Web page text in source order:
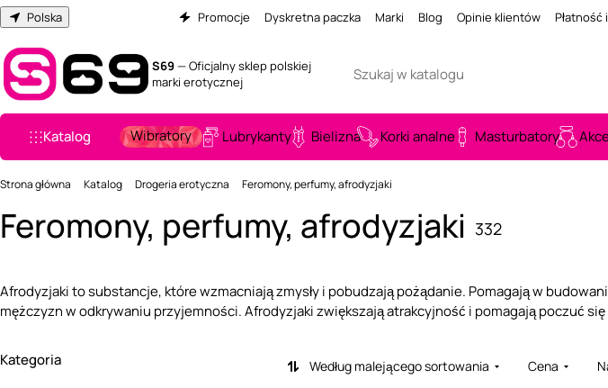
Polska Promocje Dyskretna paczka Marki Blog Opinie klientów Płatność
S69— Oficjalny sklep polskiej
marki erotycznej
Katalog Wibratory Lubrykanty Bielizna Korki analne Masturbatory
Strona główna Katalog Drogeria erotyczna Feromony, perfumy, afrodyzjaki
Feromony, perfumy, afrodyzjaki 332
Afrodyzjaki to substancje, które wzmacniają zmysły i pobudzają pożądanie. Pomagają w
mężczyzn w odkrywaniu przyjemności. Afrodyzjaki zwiększają atrakcyjność i pomagają poczuć
Według malejącego sortowania Cena
Kategoria